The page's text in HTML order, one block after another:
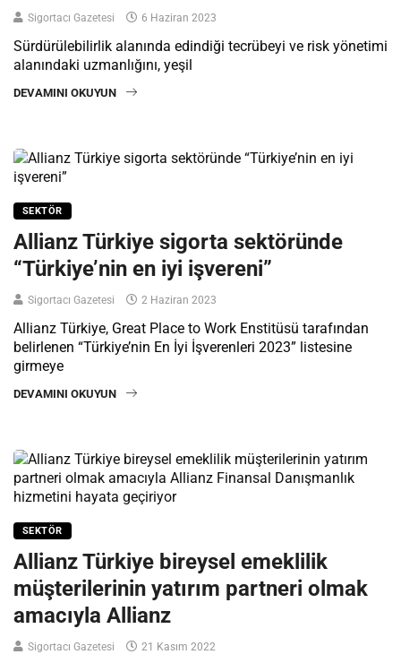
Sigortacı Gazetesi 6 Haziran 2023
Sürdürülebilirlik alanında edindiği tecrübeyi ve risk yönetimi
alanındaki uzmanlığını, yeşil
DEVAMINI OKUYUN
SEKTÖR
Allianz Türkiye sigorta sektöründe
“Türkiye’nin en iyi işvereni”
Sigortacı Gazetesi 2 Haziran 2023
Allianz Türkiye, Great Place to Work Enstitüsü tarafından
belirlenen “Türkiye’nin En İyi İşverenleri 2023” listesine
girmeye
DEVAMINI OKUYUN
SEKTÖR
Allianz Türkiye bireysel emeklilik
müşterilerinin yatırım partneri olmak
amacıyla Allianz
Sigortacı Gazetesi 21 Kasım 2022